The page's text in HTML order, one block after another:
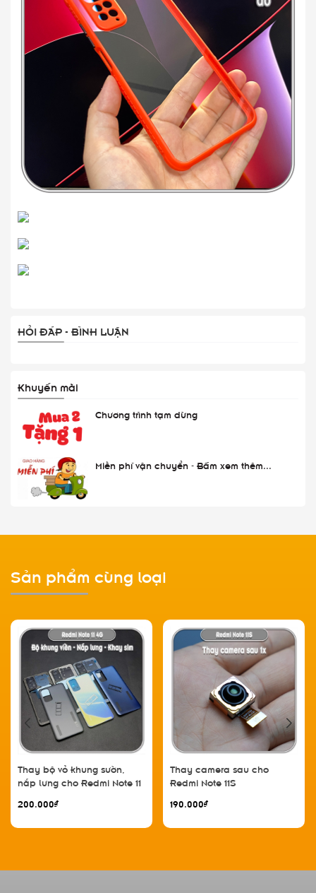
HỎI ĐÁP - BÌNH LUẬN
Khuyến mãi
Chương trình tạm dừng
Miễn phí vận chuyển - Bấm xem thêm...
Sản phẩm cùng loại
Thay bộ vỏ khung sườn,
nắp lưng cho Redmi Note 11
200.000₫
Thay camera sau cho
Redmi Note 11S
190.000₫